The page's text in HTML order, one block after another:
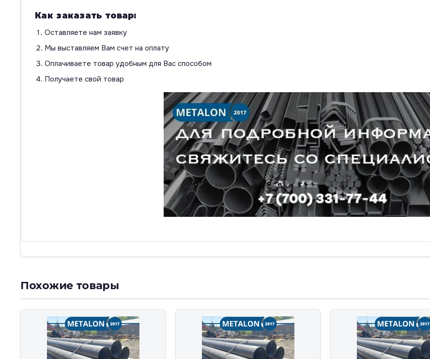
Как заказать товар:
Оставляете нам заявку
Мы выставляем Вам счет на оплату
Оплачиваете товар удобным для Вас способом
Получаете свой товар
Похожие товары